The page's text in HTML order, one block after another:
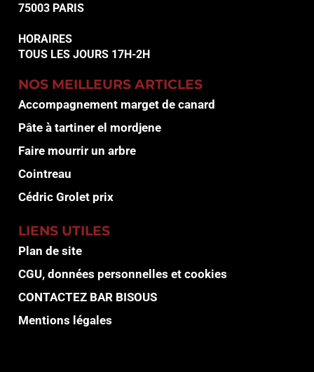
75003 PARIS
HORAIRES
TOUS LES JOURS 17H-2H
NOS MEILLEURS ARTICLES
Accompagnement marget de canard
Pâte à tartiner el mordjene
Faire mourrir un arbre
Cointreau
Cédric Grolet prix
LIENS UTILES
Plan de site
CGU, données personnelles et cookies
CONTACTEZ BAR BISOUS
Mentions légales